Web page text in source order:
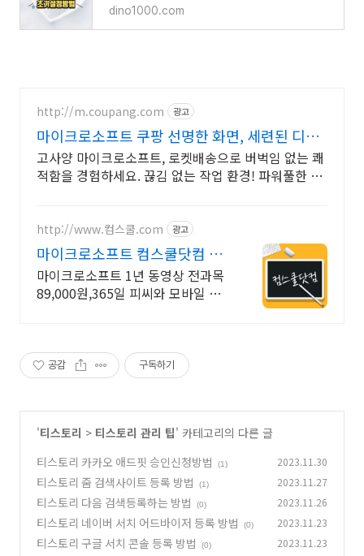
dino1000.com
http://m.coupang.com 광고
마이크로소프트 쿠팡 선명한 화면, 세련된 디자
인
고사양 마이크로소프트, 로켓배송으로 버벅임 없는 쾌
적함을 경험하세요. 끊김 없는 작업 환경! 파워풀한 노
http://www.컴스쿨.com 광고
마이크로소프트 컴스쿨닷컴 당
일 신청&결제시 기프티콘!
마이크로소프트 1년 동영상 전과목
89,000원,365일 피씨와 모바일 수
공감 구독하기
'티스토리 > 티스토리 관리 팁' 카테고리의 다른 글
티스토리 카카오 애드핏 승인신청방법
(1) 2023.11.30
티스토리 줌 검색사이트 등록 방법 (1) 2023.11.27
티스토리 다음 검색등록하는 방법 (0) 2023.11.26
티스토리 네이버 서치 어드바이저 등록 방법 (0) 2023.11.23
티스토리 구글 서치 콘솔 등록 방법 (0) 2023.11.23